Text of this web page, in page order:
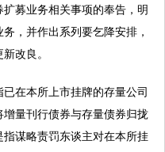
募业务相关事项的奉告，明
，并作出系列要乞降安排，
改良。
在本所上市挂牌的存量公司
量刊行债券与存量债券归拢
谋略责罚东谈主对在本所挂